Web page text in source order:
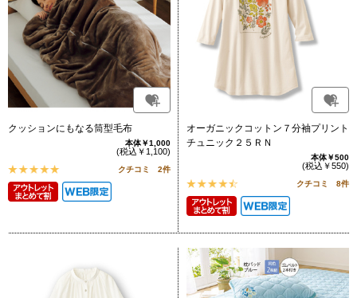
クッションにもなる筒型毛布
本体￥1,000
(税込￥1,100)
クチコミ 2件
オーガニックコットン７分袖プリント
チュニック２５ＲＮ
本体￥500
(税込￥550)
クチコミ 8件